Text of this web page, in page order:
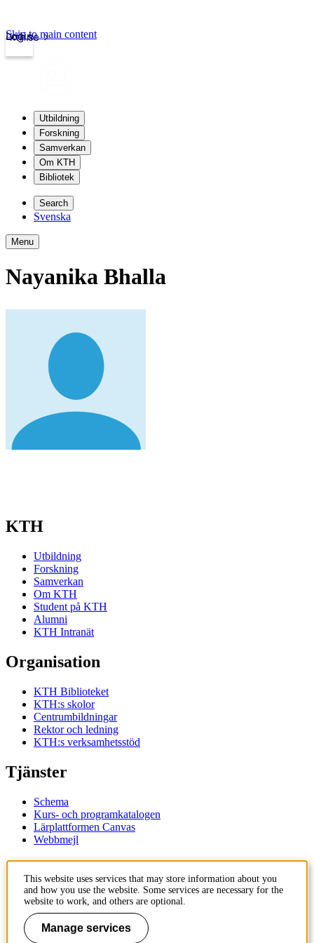
kth.se
Login
Skip to main content
Utbildning
Forskning
Samverkan
Om KTH
Bibliotek
Search
Svenska
Menu
Nayanika Bhalla
KTH
Utbildning
Forskning
Samverkan
Om KTH
Student på KTH
Alumni
KTH Intranät
Organisation
KTH Biblioteket
KTH:s skolor
Centrumbildningar
Rektor och ledning
KTH:s verksamhetsstöd
Tjänster
Schema
Kurs- och programkatalogen
Lärplattformen Canvas
Webbmejl
Kontakt
KTH
100 44 Stockholm
+46 8 790 60 00
This website uses services that may store information about you
and how you use the website. Some services are necessary for the
website to work, and others are optional.
Manage services